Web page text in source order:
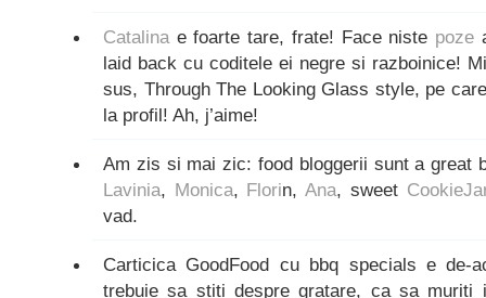
Catalinae foarte tare, frate! Face niste poze
laid back cu coditele ei negre si razboinice!
sus, Through The Looking Glass style, pe
la profil! Ah, j’aime!
Am zis si mai zic: food bloggerii sunt a great
Lavinia, Monica, Florin,Ana, sweet
vad.
Carticica GoodFood cu bbq specials e de-
trebuie sa stiti despre gratare, ca sa muriti